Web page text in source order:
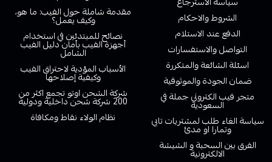
الشروط والاحكام
الدفع عند الاستلام
التواصل والاستفسارات
اسئلة الشائعة والمتكررة
ضمان الجودة والموثوقية
متجر فيب الكتروني جملة في
السعودية
سياسة الغاء طلب لمشتريات تابي
وتمارا او مدئ
الفرق بين السحبة و الشيشة
الالكترونية
مقدمة شاملة حول الفيب: ما هو،
وكيف يعمل؟
نصائح للمبتدئين في استخدام
أجهزة الفيب بأمان دليل الفيب
الشامل
الأسباب المؤدية لاحتراق الفيب
وكيفية إصلاحها
شركة الشحن اوتو تجمع اكثر من
200 شركة شحن داخلية ودولية
نظام الولاء نقاط ومكافاة